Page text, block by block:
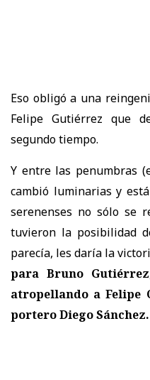
Eso obligó a una
Felipe Gutiérrez que
segundo tiempo.
Y entre las penumbras
cambió luminarias y
serenenses no sólo se
tuvieron la posibilidad
parecía, les daría la
para Bruno
atropellando a Felipe
portero Diego Sánchez.